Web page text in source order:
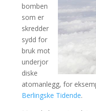
bomben
som er
skredder
sydd for
bruk mot
underjor
diske
atomanlegg, for
Berlingske Tidende.